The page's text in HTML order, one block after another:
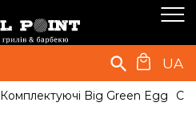
UA
Комплектуючі Big Green Egg